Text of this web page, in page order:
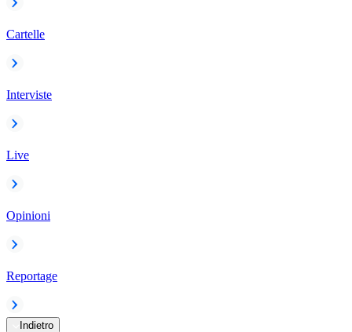
Cartelle
Interviste
Live
Opinioni
Reportage
Indietro